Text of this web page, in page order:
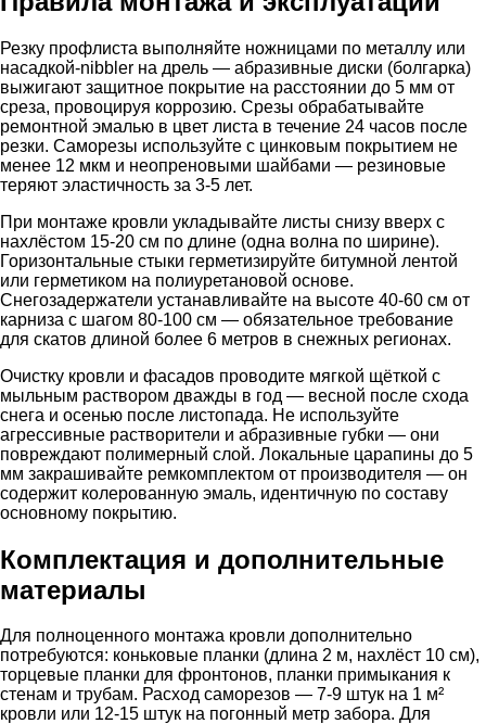
Резку профлиста выполняйте ножницами по металлу или
насадкой-nibbler на дрель — абразивные диски (болгарка)
выжигают защитное покрытие на расстоянии до 5 мм от
среза, провоцируя коррозию. Срезы обрабатывайте
ремонтной эмалью в цвет листа в течение 24 часов после
резки. Саморезы используйте с цинковым покрытием не
менее 12 мкм и неопреновыми шайбами — резиновые
теряют эластичность за 3-5 лет.
При монтаже кровли укладывайте листы снизу вверх с
нахлёстом 15-20 см по длине (одна волна по ширине).
Горизонтальные стыки герметизируйте битумной лентой
или герметиком на полиуретановой основе.
Снегозадержатели устанавливайте на высоте 40-60 см от
карниза с шагом 80-100 см — обязательное требование
для скатов длиной более 6 метров в снежных регионах.
Очистку кровли и фасадов проводите мягкой щёткой с
мыльным раствором дважды в год — весной после схода
снега и осенью после листопада. Не используйте
агрессивные растворители и абразивные губки — они
повреждают полимерный слой. Локальные царапины до 5
мм закрашивайте ремкомплектом от производителя — он
содержит колерованную эмаль, идентичную по составу
основному покрытию.
Комплектация и дополнительные
материалы
Для полноценного монтажа кровли дополнительно
потребуются: коньковые планки (длина 2 м, нахлёст 10 см),
торцевые планки для фронтонов, планки примыкания к
стенам и трубам. Расход саморезов — 7-9 штук на 1 м²
кровли или 12-15 штук на погонный метр забора. Для